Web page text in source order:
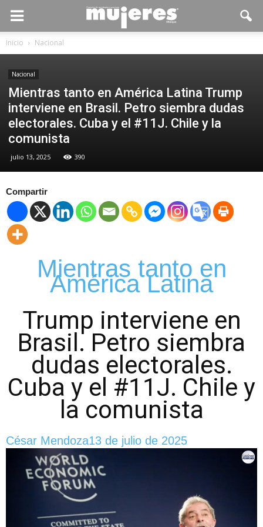
Inicio Nacional
Nacional
Mientras tanto en América Latina Trump
interviene en Brasil. Petro siembra dudas
electorales. Cuba y el #11J. Chile y la
comunista
julio 13, 2025 390
Compartir
Mientras tanto en
América Latina
Trump interviene en
Brasil. Petro siembra
dudas electorales.
Cuba y el #11J. Chile y
la comunista
César Mendoza13 de julio de 2025